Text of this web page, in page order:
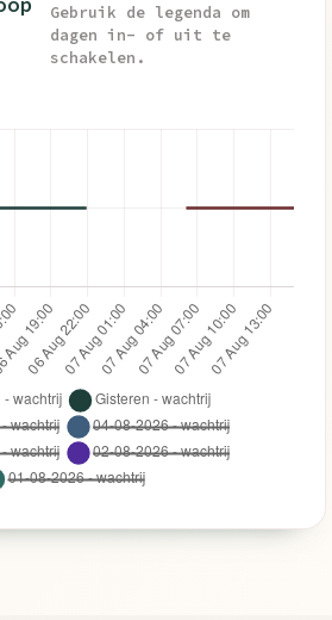
Gebruik de legenda om
dagen in- of uit te
schakelen.